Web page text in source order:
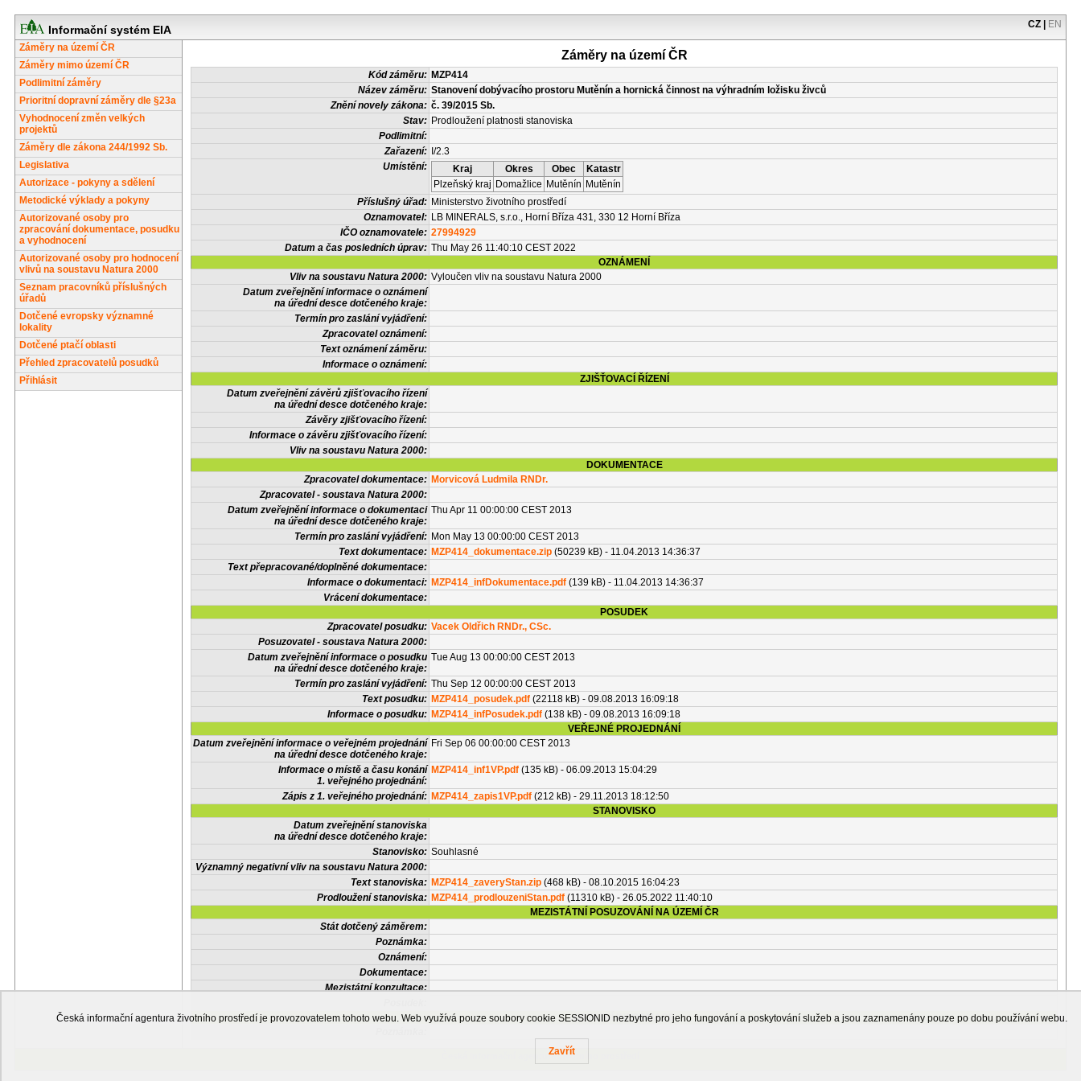
Informační systém EIA CZ EN
Záměry na území ČR
Záměry mimo území ČR
Podlimitní záměry
Prioritní dopravní záměry dle §23a
Vyhodnocení změn velkých
projektů
Záměry dle zákona 244/1992 Sb.
Legislativa
Autorizace - pokyny a sdělení
Metodické výklady a pokyny
Autorizované osoby pro
zpracování dokumentace, posudku
a vyhodnocení
Autorizované osoby pro hodnocení
vlivů na soustavu Natura 2000
Seznam pracovníků příslušných
úřadů
Dotčené evropsky významné
lokality
Dotčené ptačí oblasti
Přehled zpracovatelů posudků
Přihlásit
Záměry na území ČR
Kód záměru: MZP414
Název záměru: Stanovení dobývacího prostoru Mutěnín a hornická činnost na výhradním ložisku živců
Znění novely zákona: č. 39/2015 Sb.
Stav: Prodloužení platnosti stanoviska
Podlimitní:
Zařazení: I/2.3
Umístění:
Kraj Okres Obec
Katastr
Plzeňský kraj Domažlice Mutěnín Mutěnín
Příslušný úřad: Ministerstvo životního prostředí
Oznamovatel: LB MINERALS, s.r.o., Horní Bříza 431, 330 12 Horní Bříza
IČO oznamovatele: 27994929
Datum a čas posledních úprav: Thu May 26 11:40:10 CEST 2022
OZNÁMENÍ
Vliv na soustavu Natura 2000: Vyloučen vliv na soustavu Natura 2000
Datum zveřejnění informace o oznámení
na úřední desce dotčeného kraje:
Termín pro zaslání vyjádření:
Zpracovatel oznámení:
Text oznámení záměru:
Informace o oznámení:
ZJIŠŤOVACÍ ŘÍZENÍ
Datum zveřejnění závěrů zjišťovacího řízení
na úřední desce dotčeného kraje:
Závěry zjišťovacího řízení:
Informace o závěru zjišťovacího řízení:
Vliv na soustavu Natura 2000:
DOKUMENTACE
Zpracovatel dokumentace: Morvicová Ludmila RNDr.
Zpracovatel - soustava Natura 2000:
Datum zveřejnění informace o dokumentaci
na úřední desce dotčeného kraje:
Thu Apr 11 00:00:00 CEST 2013
Termín pro zaslání vyjádření: Mon May 13 00:00:00 CEST 2013
Text dokumentace: MZP414_dokumentace.zip (50239 kB) - 11.04.2013 14:36:37
Text přepracované/doplněné dokumentace:
Informace o dokumentaci: MZP414_infDokumentace.pdf (139 kB) - 11.04.2013 14:36:37
Vrácení dokumentace:
POSUDEK
Zpracovatel posudku: Vacek Oldřich RNDr., CSc.
Posuzovatel - soustava Natura 2000:
Datum zveřejnění informace o posudku
na úřední desce dotčeného kraje:
Tue Aug 13 00:00:00 CEST 2013
Termín pro zaslání vyjádření: Thu Sep 12 00:00:00 CEST 2013
Text posudku: MZP414_posudek.pdf (22118 kB) - 09.08.2013 16:09:18
Informace o posudku: MZP414_infPosudek.pdf (138 kB) - 09.08.2013 16:09:18
VEŘEJNÉ PROJEDNÁNÍ
Datum zveřejnění informace o veřejném projednání
na úřední desce dotčeného kraje:
Fri Sep 06 00:00:00 CEST 2013
Informace o místě a času konání
1. veřejného projednání:
MZP414_inf1VP.pdf (135 kB) - 06.09.2013 15:04:29
Zápis z 1. veřejného projednání: MZP414_zapis1VP.pdf (212 kB) - 29.11.2013 18:12:50
STANOVISKO
Datum zveřejnění stanoviska
na úřední desce dotčeného kraje:
Stanovisko: Souhlasné
Významný negativní vliv na soustavu Natura 2000:
Text stanoviska: MZP414_zaveryStan.zip (468 kB) - 08.10.2015 16:04:23
Prodloužení stanoviska: MZP414_prodlouzeniStan.pdf (11310 kB) - 26.05.2022 11:40:10
MEZISTÁTNÍ POSUZOVÁNÍ NA ÚZEMÍ ČR
Stát dotčený záměrem:
Poznámka:
Oznámení:
Dokumentace:
Mezistátní konzultace:
OSTATNÍ INFORMACE
Česká informační agentura životního prostředí
Česká informační agentura životního prostředí je provozovatelem tohoto webu. Web využívá pouze soubory cookie SESSIONID nezbytné pro jeho fungování a poskytování služeb a jsou zaznamenány pouze po dobu používání webu.
Zavřít